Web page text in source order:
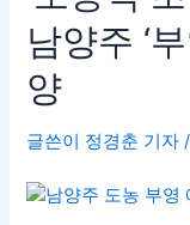
남양주 ‘
양
글쓴이 정경춘 기자/
농
역
초
역
권’…
영